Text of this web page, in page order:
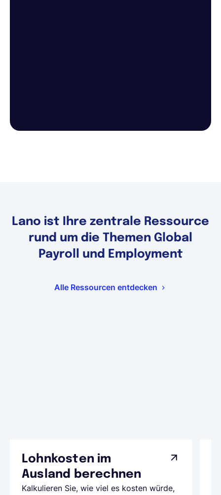
Lano ist Ihre zentrale Ressource
rund um die Themen Global
Payroll und Employment
Alle Ressourcen entdecken
Lohnkosten im
Ausland berechnen
Kalkulieren Sie, wie viel es kosten würde,